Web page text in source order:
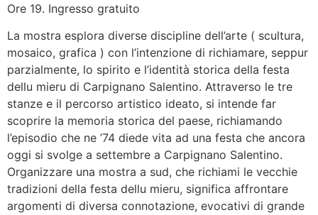
Ore 19. Ingresso gratuito
La mostra esplora diverse discipline dell’arte ( scultura,
mosaico, grafica ) con l’intenzione di richiamare, seppur
parzialmente, lo spirito e l’identità storica della festa
dellu mieru di Carpignano Salentino. Attraverso le tre
stanze e il percorso artistico ideato, si intende far
scoprire la memoria storica del paese, richiamando
l’episodio che ne ’74 diede vita ad una festa che ancora
oggi si svolge a settembre a Carpignano Salentino.
Organizzare una mostra a sud, che richiami le vecchie
tradizioni della festa dellu mieru, significa affrontare
argomenti di diversa connotazione, evocativi di grande